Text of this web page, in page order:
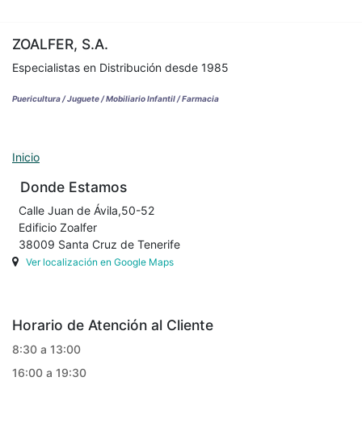
ZOALFER, S.A.
Especialistas en Distribución desde 1985
Puericultura / Juguete / Mobiliario Infantil / Farmacia
Inicio
Donde Estamos
Calle Juan de Ávila,50-52
Edificio Zoalfer
38009 Santa Cruz de Tenerife
Ver localización en Google Maps
Horario de Atención al Cliente
8:30 a 13:00
16:00 a 19:30